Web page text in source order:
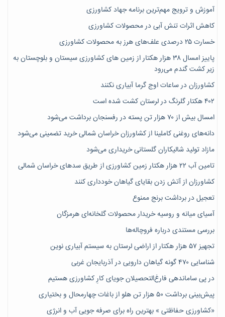
آموزش و ترویج مهم‌ترین برنامه جهاد کشاورزی
کاهش اثرات تنش آبی در محصولات کشاورزی
خسارت ۲۵ درصدی علف‌های هرز به محصولات کشاورزی
پاییز امسال ۳۸ هزار هکتار از زمین های کشاورزی سیستان و بلوچستان به
زیر کشت گندم می‌رود
کشاورزان در ساعات اوج گرما آبیاری نکنند
۴۰۲ هکتار گلرنگ در لرستان کشت شده است
امسال بیش از ۷۰ هزار تن پسته در رفسنجان برداشت می‌شود
دانه‌های روغنی کاملینا از کشاورزان خراسان شمالی خرید تضمینی می‌شود
مازاد تولید شالیکاران گلستانی خریداری می‌شود
تامین آب ۲۲ هزار هکتار زمین کشاورزی از طریق سدهای خراسان شمالی
کشاورزان از آتش زدن بقایای گیاهان خودداری کنند
تعجیل در برداشت برنج ممنوع
آسیای میانه و روسیه خریدار محصولات گلخانه‌ای هرمزگان
بررسی مستندی درباره فروچاله‌ها
تجهیز ۵۷ هزار هکتار از اراضی لرستان به سیستم آبیاری نوین
شناسایی ۴۷٠ گونه گیاهان دارویی در آذربایجان غربی
در پی ساماندهی فارغ‌التحصیلان جویای کارِ کشاورزی هستیم
پیش‎‌بینی برداشت ۵۰ هزار تن هلو از باغات چهارمحال و بختیاری
«کشاورزی حفاظتی » بهترین راه برای صرفه جویی آب و انرژی